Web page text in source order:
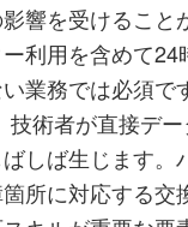
響を受けること
利用を含めて24
業務では必須で
技術者が直接デ
しば生じます。
所に対応する交